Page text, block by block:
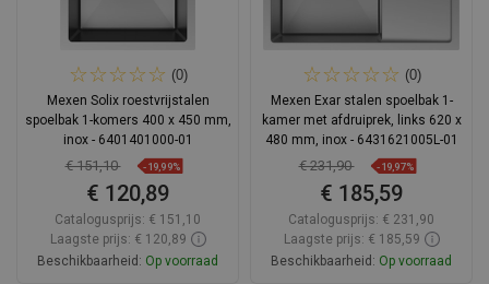
(0)
Mexen Solix roestvrijstalen
spoelbak 1-komers 400 x 450 mm,
inox - 6401401000-01
€ 151,10 -19,99%
€ 120,89
Catalogusprijs: € 151,10
Laagste prijs: € 120,89
Beschikbaarheid: Op voorraad
(0)
Mexen Exar stalen spoelbak 1-
kamer met afdruiprek, links 620 x
480 mm, inox - 6431621005L-01
€ 231,90 -19,97%
€ 185,59
Catalogusprijs: € 231,90
Laagste prijs: € 185,59
Beschikbaarheid: Op voorraad